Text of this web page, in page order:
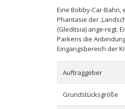
Eine Bobby-Car-
Phantasie der
(Gleditsia) ange-regt.
Parkens die
Eingangsbereich der
Auftraggeber
Grundstücksgröße